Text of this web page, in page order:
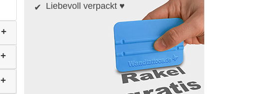
Liebevoll verpackt ♥